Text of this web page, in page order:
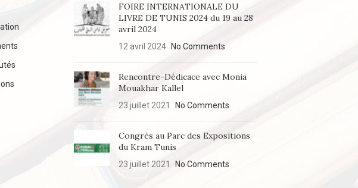
FOIRE INTERNATIONALE DU
LIVRE DE TUNIS 2024 du 19 au 28
avril 2024
12 avril 2024 No Comments
Rencontre-Dédicace avec Monia
Mouakhar Kallel
23 juillet 2021 No Comments
Congrès au Parc des Expositions
du Kram Tunis
23 juillet 2021 No Comments